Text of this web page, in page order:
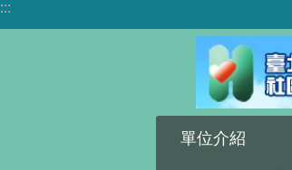
跳到主要內容區塊
:::
單位介紹